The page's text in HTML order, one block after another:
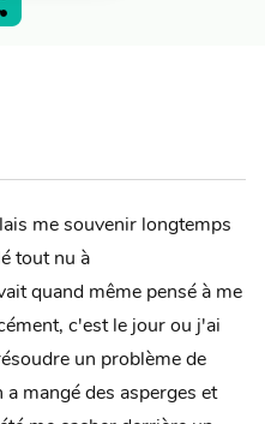
me souvenir longtemps
tout nu à
quand même pensé à me
c'est le jour ou j'ai
un problème de
mangé des asperges et